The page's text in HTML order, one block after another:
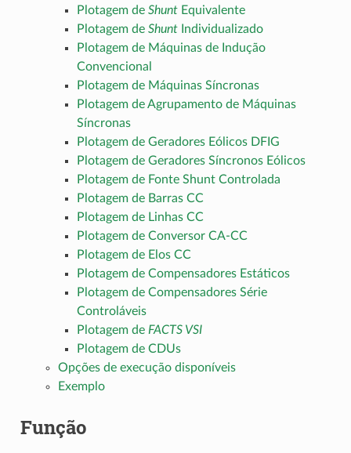
Plotagem de ShuntEquivalente
Plotagem de ShuntIndividualizado
Plotagem de Máquinas de Indução
Convencional
Plotagem de Máquinas Síncronas
Plotagem de Agrupamento de Máquinas
Síncronas
Plotagem de Geradores Eólicos DFIG
Plotagem de Geradores Síncronos Eólicos
Plotagem de Fonte Shunt Controlada
Plotagem de Barras CC
Plotagem de Linhas CC
Plotagem de Conversor CA-CC
Plotagem de Elos CC
Plotagem de Compensadores Estáticos
Plotagem de Compensadores Série
Controláveis
Plotagem de FACTS VSI
Plotagem de CDUs
Opções de execução disponíveis
Exemplo
Função